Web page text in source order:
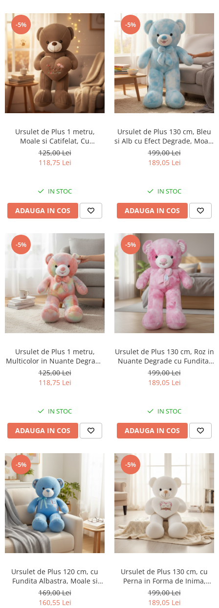
-5%
Ursulet de Plus 1 metru,
Moale si Catifelat, Cu
Inimioara si Broderie Florala,
Te Amo, MARO
125,00 Lei
118,75 Lei
IN STOC
ADAUGA IN COS
-5%
Ursulet de Plus 130 cm, Bleu
si Alb cu Efect Degrade, Moale
si Pufos, pentru Copii si
Bebelusi
199,00 Lei
189,05 Lei
IN STOC
ADAUGA IN COS
-5%
Ursulet de Plus 1 metru,
Multicolor in Nuante Degrade
cu Fundita, Moale si Pufos,
Portocaliu, Galben si Verde
125,00 Lei
118,75 Lei
IN STOC
ADAUGA IN COS
-5%
Ursulet de Plus 130 cm, Roz in
Nuante Degrade cu Fundita,
pentru Copii si Bebelusi,
Fucsia si Roz Bombon
199,00 Lei
189,05 Lei
IN STOC
ADAUGA IN COS
-5%
Ursulet de Plus 120 cm, cu
Fundita Albastra, Moale si
Pufos, cu Broderie I Love You,
Urechi Tartan, AZUR
169,00 Lei
160,55 Lei
-5%
Ursulet de Plus 130 cm, cu
Perna in Forma de Inima,
Iepurasi Brodati cu Sclipici,
ALB
199,00 Lei
189,05 Lei